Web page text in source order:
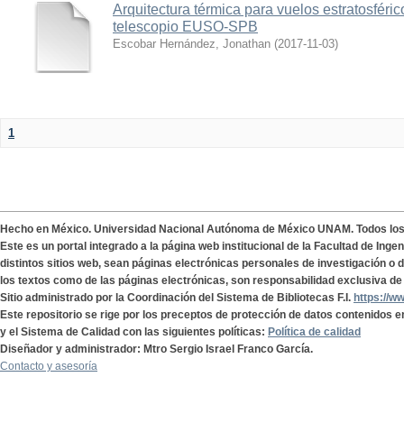
Arquitectura térmica para vuelos
telescopio EUSO-SPB
Escobar Hernández, Jonathan (2017-11-03)
1
Hecho en México. Universidad Nacional Autónoma de México UNAM. Todos
Este es un portal integrado a la página web institucional de la Facultad de
distintos sitios web, sean páginas electrónicas personales de investigación o
los textos como de las páginas electrónicas, son responsabilidad exclusiva
Sitio administrado por la Coordinación del Sistema de Bibliotecas F.I. https://
Este repositorio se rige por los preceptos de protección de datos contenidos
y el Sistema de Calidad con las siguientes políticas: Política de calidad
Diseñador y administrador: Mtro Sergio Israel Franco García.
Contacto y asesoría